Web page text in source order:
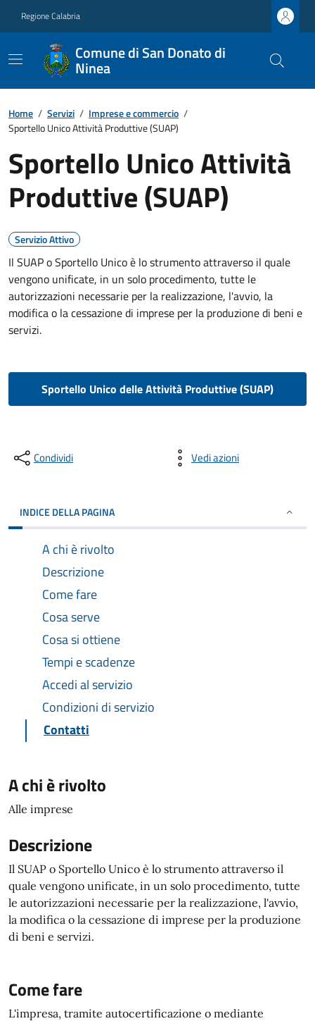
Regione Calabria
Comune di San Donato di
Ninea
Home / Servizi / Imprese e commercio /
Sportello Unico Attività Produttive (SUAP)
Sportello Unico Attività
Produttive (SUAP)
Servizio Attivo
Il SUAP o Sportello Unico è lo strumento attraverso il quale
vengono unificate, in un solo procedimento, tutte le
autorizzazioni necessarie per la realizzazione, l'avvio, la
modifica o la cessazione di imprese per la produzione di beni e
servizi.
Sportello Unico delle Attività Produttive (SUAP)
Condividi Vedi azioni
INDICE DELLA PAGINA
A chi è rivolto
Descrizione
Come fare
Cosa serve
Cosa si ottiene
Tempi e scadenze
Accedi al servizio
Condizioni di servizio
Contatti
A chi è rivolto
Alle imprese
Descrizione
Il SUAP o Sportello Unico è lo strumento attraverso il
quale vengono unificate, in un solo procedimento, tutte
le autorizzazioni necessarie per la realizzazione, l'avvio,
la modifica o la cessazione di imprese per la produzione
di beni e servizi.
Come fare
L'impresa, tramite autocertificazione o mediante